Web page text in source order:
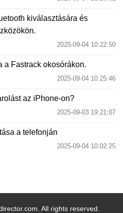
kiválasztására és
2025-09-04 10:22:50
a Fastrack okosórákon.
2025-09-04 10:25:46
az iPhone-on?
2025-09-03 19:21:07
a telefonján
2025-09-04 10:02:25
All rights reserved.